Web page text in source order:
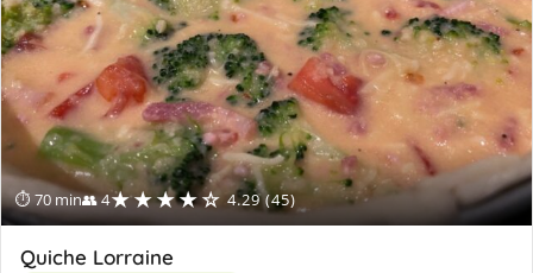
⏱ 70 min👥 4★★★★☆ 4.29 (45)
Quiche Lorraine